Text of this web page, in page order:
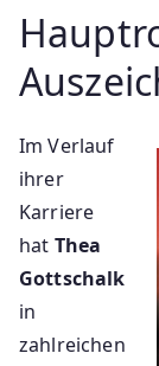
Im Verlauf
ihrer
Karriere
hat Thea
Gottschalk
in
zahlreichen